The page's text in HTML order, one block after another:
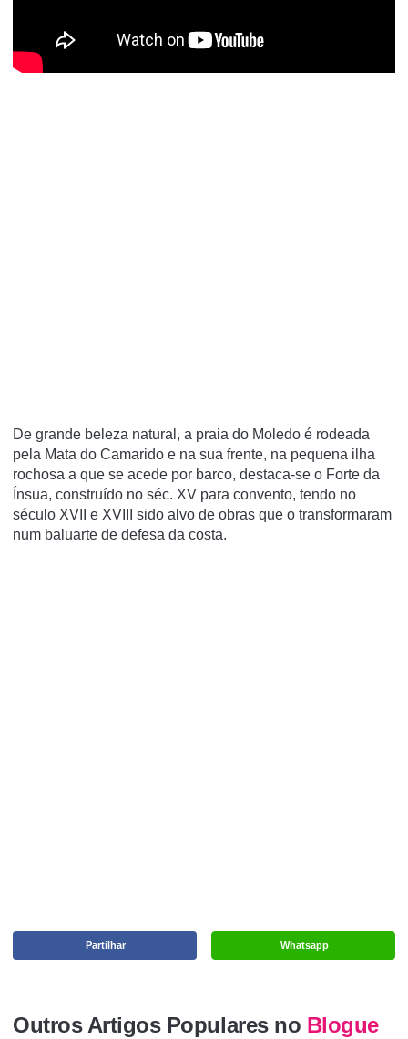
De grande beleza natural, a praia do Moledo é rodeada
pela Mata do Camarido e na sua frente, na pequena ilha
rochosa a que se acede por barco, destaca-se o Forte da
Ínsua, construído no séc. XV para convento, tendo no
século XVII e XVIII sido alvo de obras que o transformaram
num baluarte de defesa da costa.
Whatsapp
Partilhar
Outros Artigos Populares no Blogue